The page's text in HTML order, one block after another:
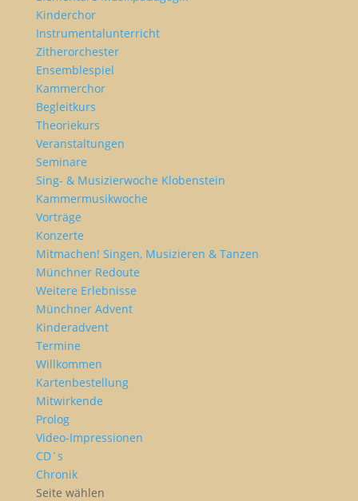
Kinderchor
Instrumentalunterricht
Zitherorchester
Ensemblespiel
Kammerchor
Begleitkurs
Theoriekurs
Veranstaltungen
Seminare
Sing- & Musizierwoche Klobenstein
Kammermusikwoche
Vorträge
Konzerte
Mitmachen! Singen, Musizieren & Tanzen
Münchner Redoute
Weitere Erlebnisse
Münchner Advent
Kinderadvent
Termine
Willkommen
Kartenbestellung
Mitwirkende
Prolog
Video-Impressionen
CD´s
Chronik
Seite wählen